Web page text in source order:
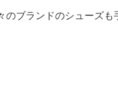
ブランドのシューズも